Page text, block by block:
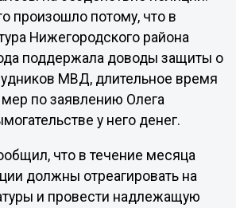
произошло потому, что в
Нижегородского района
поддержала доводы защиты о
МВД, длительное время
по заявлению Олега
у него денег.
что в течение месяца
должны отреагировать на
и провести надлежащую